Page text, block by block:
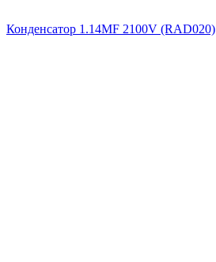
Конденсатор 1.14MF 2100V (RAD020)